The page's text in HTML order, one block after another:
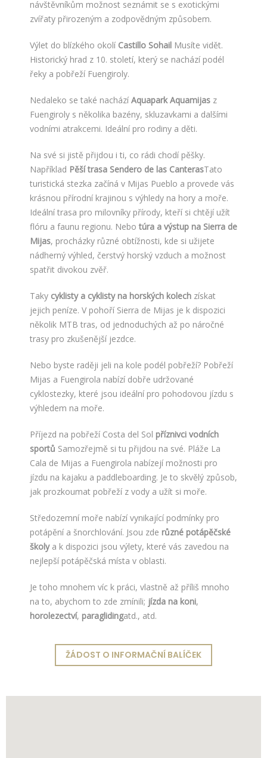
návštěvníkům možnost seznámit se s exotickými
zvířaty přirozeným a zodpovědným způsobem.
Výlet do blízkého okolí Castillo Sohail Musíte vidět.
Historický hrad z 10. století, který se nachází podél
řeky a pobřeží Fuengiroly.
Nedaleko se také nachází Aquapark Aquamijas z
Fuengiroly s několika bazény, skluzavkami a dalšími
vodními atrakcemi. Ideální pro rodiny a děti.
Na své si jistě přijdou i ti, co rádi chodí pěšky.
Například Pěší trasa Sendero de las CanterasTato
turistická stezka začíná v Mijas Pueblo a provede vás
krásnou přírodní krajinou s výhledy na hory a moře.
Ideální trasa pro milovníky přírody, kteří si chtějí užít
flóru a faunu regionu. Nebotúra a výstup na Sierra de
Mijas, procházky různé obtížnosti, kde si užijete
nádherný výhled, čerstvý horský vzduch a možnost
spatřit divokou zvěř.
Taky cyklisty a cyklisty na horských kolech získat
jejich peníze. V pohoří Sierra de Mijas je k dispozici
několik MTB tras, od jednoduchých až po náročné
trasy pro zkušenější jezdce.
Nebo byste raději jeli na kole podél pobřeží? Pobřeží
Mijas a Fuengirola nabízí dobře udržované
cyklostezky, které jsou ideální pro pohodovou jízdu s
výhledem na moře.
Příjezd na pobřeží Costa del Sol příznivci vodních
sportů Samozřejmě si tu přijdou na své. Pláže La
Cala de Mijas a Fuengirola nabízejí možnosti pro
jízdu na kajaku a paddleboarding. Je to skvělý způsob,
jak prozkoumat pobřeží z vody a užít si moře.
Středozemní moře nabízí vynikající podmínky pro
potápění a šnorchlování. Jsou zde různé potápěčské
školya k dispozici jsou výlety, které vás zavedou na
nejlepší potápěčská místa v oblasti.
Je toho mnohem víc k práci, vlastně až příliš mnoho
na to, abychom to zde zmínili; jízda na koni,
horolezectví, paraglidingatd., atd.
ŽÁDOST O INFORMAČNÍ BALÍČEK